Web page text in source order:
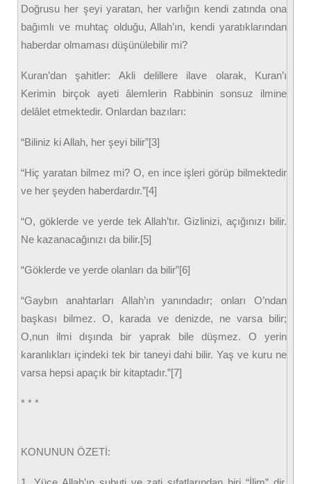
Doğrusu her şeyi yaratan, her varlığın kendi zatında ona
bağımlı ve muhtaç olduğu, Allah’ın, kendi yaratıklarından
haberdar olmaması düşünülebilir mi?
Kuran’dan şahitler: Akli delillere ilave olarak, Kuran’ı
Kerimin birçok ayeti âlemlerin Rabbinin sonsuz ilmine
delâlet etmektedir. Onlardan bazıları:
“Biliniz ki Allah, her şeyi bilir”[3]
“Hiç yaratan bilmez mi? O, en ince işleri görüp bilmektedir
ve her şeyden haberdardır.”[4]
“O, göklerde ve yerde tek Allah’tır. Gizlinizi, açığınızı bilir.
Ne kazanacağınızı da bilir.[5]
“Göklerde ve yerde olanları da bilir”[6]
“Gaybın anahtarları Allah’ın yanındadır; onları O’ndan
başkası bilmez. O, karada ve denizde, ne varsa bilir;
O,nun ilmi dışında bir yaprak bile düşmez. O yerin
karanlıkları içindeki tek bir taneyi dahi bilir. Yaş ve kuru ne
varsa hepsi apaçık bir kitaptadır.”[7]
* * *
KONUNUN ÖZETİ: